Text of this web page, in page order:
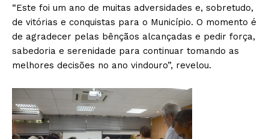
“Este foi um ano de muitas adversidades e, sobretudo,
de vitórias e conquistas para o Município. O momento é
de agradecer pelas bênçãos alcançadas e pedir força,
sabedoria e serenidade para continuar tomando as
melhores decisões no ano vindouro”, revelou.